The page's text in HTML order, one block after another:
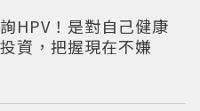
HPV！是對自己健康
資，把握現在不嫌